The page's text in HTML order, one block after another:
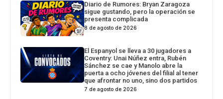
Diario de Rumores: Bryan Zaragoza
sigue gustando, pero la operación se
presenta complicada
8 de agosto de 2026
El Espanyol se lleva a 30 jugadores a
Coventry: Unai Núñez entra, Rubén
Sánchez se cae y Manolo abre la
puerta a ocho jóvenes del filial al tener
que afrontar no uno, sino dos partidos
7 de agosto de 2026